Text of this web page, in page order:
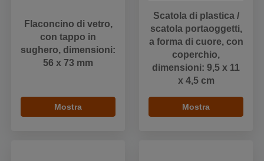
Flaconcino di vetro,
con tappo in
sughero, dimensioni:
56 x 73 mm
Mostra
Scatola di plastica /
scatola portaoggetti,
a forma di cuore, con
coperchio,
dimensioni: 9,5 x 11
x 4,5 cm
Mostra